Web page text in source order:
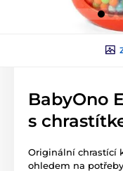
BabyOno
s
Originální chrastící
ohledem na